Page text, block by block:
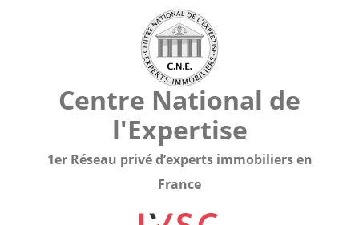
Centre National de
l'Expertise
1er Réseau privé d’experts immobiliers en
France